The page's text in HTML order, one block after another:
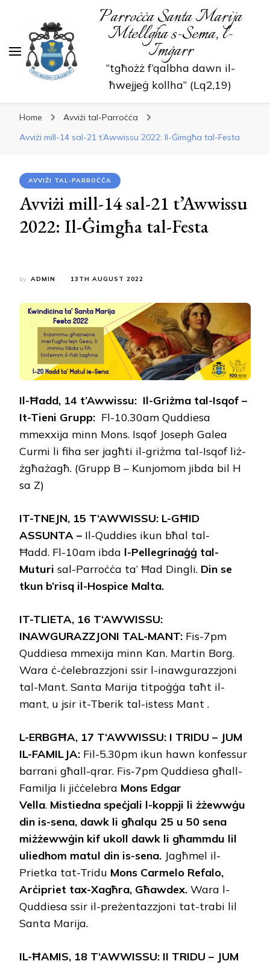
Parroċċa Santa Marija
Mtellgħa s-Sema, l-
Imġarr
“tgħożż f’qalbha dawn il-
ħwejjeġ kollha” (Lq2,19)
Home
Avviżi tal-Parroċċa
Avviżi mill-14 sal-21 t’Awwissu 2022: Il-Ġimgħa tal-Festa
AVVIŻI TAL-PARROĊĊA
Avviżi mill-14 sal-21 t’Awwissu
2022: Il-Ġimgħa tal-Festa
by ADMIN 13TH AUGUST 2022
Il-Ħadd, 14 t’Awwissu: Il-Griżma tal-Isqof –
It-Tieni Grupp: Fl-10.30am Quddiesa
mmexxija minn Mons. Isqof Joseph Galea
Curmi li fiha ser jagħti il-griżma tal-Isqof liż-
żgħażagħ. (Grupp B – Kunjomom jibda bil H
sa Z)
IT-TNEJN, 15 T‘AWWISSU: L-GĦID
ASSUNTA – Il-Quddies ikun bħal tal-
Ħadd. Fl-10am ibda l-Pellegrinaġġ tal-
Muturi sal-Parroċċa ta’ Ħad Dingli. Din se
tkun b’risq il-Hospice Malta.
IT-TLIETA, 16 T‘AWWISSU:
INAWGURAZZJONI TAL-MANT: Fis-7pm
Quddiesa mmexija minn Kan. Martin Borg.
Wara ċ-ċelebrazzjoni ssir l-inawgurazzjoni
tal-Mant. Santa Marija titpoġġa taħt il-
mant, u jsir it-Tberik tal-istess Mant .
L-ERBGĦA, 17 T‘AWWISSU: I TRIDU – JUM
IL-FAMILJA: Fil-5.30pm ikun hawn konfessur
barrani għall-qrar. Fis-7pm Quddiesa għall-
Familja li jiċċelebra Mons Edgar
Vella. Mistiedna speċjali l-koppji li żżewwġu
din is-sena, dawk li għalqu 25 u 50 sena
miżżewwġin kif ukoll dawk li għammdu lil
uliedhom matul din is-sena. Jagħmel il-
Prietka tat-Tridu Mons Carmelo Refalo,
Arċipriet tax-Xagħra, Għawdex. Wara l-
Quddiesa ssir il-preżentazzjoni tat-trabi lil
Santa Marija.
IL-ĦAMIS, 18 T‘AWWISSU: II TRIDU – JUM